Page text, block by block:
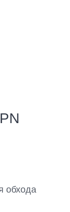
обхода